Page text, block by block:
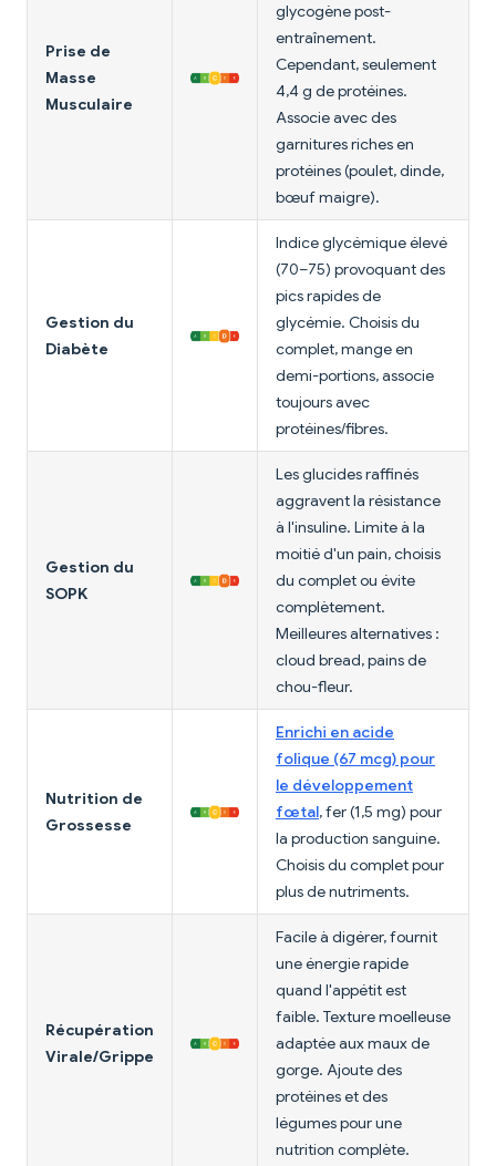
Prise de
Masse
Musculaire
glycogène post-
entraînement.
Cependant, seulement
4,4 g de protéines.
Associe avec des
garnitures riches en
protéines (poulet, dinde,
bœuf maigre).
Gestion du
Diabète
Indice glycémique élevé
(70–75) provoquant des
pics rapides de
glycémie. Choisis du
complet, mange en
demi-portions, associe
toujours avec
protéines/fibres.
Gestion du
SOPK
Les glucides raffinés
aggravent la résistance
à l'insuline. Limite à la
moitié d'un pain, choisis
du complet ou évite
complètement.
Meilleures alternatives :
cloud bread, pains de
chou-fleur.
Nutrition de
Grossesse
Enrichi en acide
folique (67 mcg) pour
le développement
fœtal, fer (1,5 mg) pour
la production sanguine.
Choisis du complet pour
plus de nutriments.
Récupération
Virale/Grippe
Facile à digérer, fournit
une énergie rapide
quand l'appétit est
faible. Texture moelleuse
adaptée aux maux de
gorge. Ajoute des
protéines et des
légumes pour une
nutrition complète.